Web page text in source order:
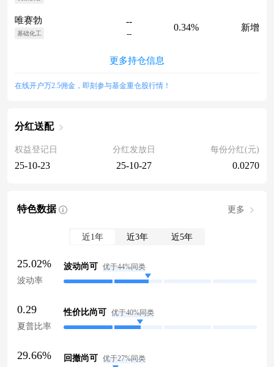
唯赛勃
基础化工
--
--
0.34% 新增
更多持仓信息
在线开户万2.5佣金，即刻参与基金重仓股行情！
分红送配
权益登记日
25-10-23
分红发放日
25-10-27
每份分红(元)
0.0270
特色数据 更多
近1年 近3年 近5年
25.02%
波动率
波动尚可 优于44%同类
0.29
夏普比率
性价比尚可 优于40%同类
29.66% 回撤尚可 优于27%同类